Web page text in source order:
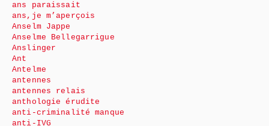
ans paraissait
ans,je m’aperçois
Anselm Jappe
Anselme Bellegarrigue
Anslinger
Ant
Antelme
antennes
antennes relais
anthologie érudite
anti-criminalité manque
anti-IVG